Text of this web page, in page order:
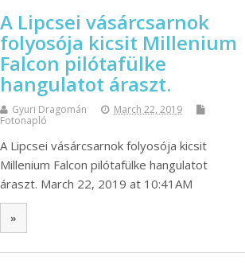
A Lipcsei vásárcsarnok
folyosója kicsit Millenium
Falcon pilótafülke
hangulatot áraszt.
Gyuri Dragomán
March 22, 2019
Fotonapló
A Lipcsei vásárcsarnok folyosója kicsit
Millenium Falcon pilótafülke hangulatot
áraszt. March 22, 2019 at 10:41AM
»